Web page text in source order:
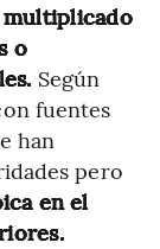
multiplicado
o
Según
fuentes
han
pero
en el